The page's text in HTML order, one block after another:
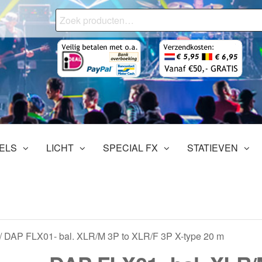
Zoeken
naar:
LICHT SPECIAL FX STATIEVEN
/ DAP FLX01- bal. XLR/M 3P to XLR/F 3P X-type 20 m